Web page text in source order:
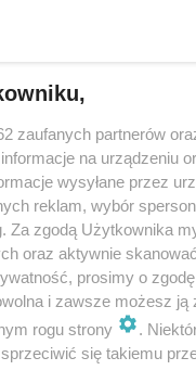
zaufanych partnerów
na urządzeniu
wysyłane przez
reklam, wybór
Za zgodą Użytkownika
oraz aktywnie
prosimy o
i zawsze możesz
rogu strony
.
się takiemu